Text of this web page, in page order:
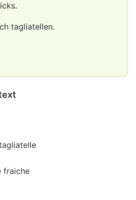
tagliatellen.
fraiche